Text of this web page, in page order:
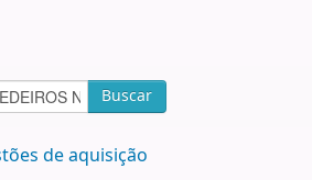
Buscar
de aquisição